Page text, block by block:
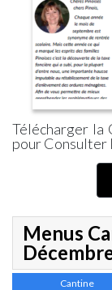
Télécharger la
pour
Menus
Cantine